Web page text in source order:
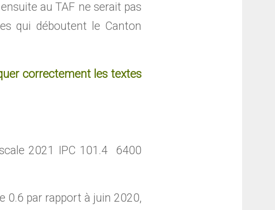
au TAF ne serait pas
qui déboutent le Canton
correctement les textes
2021 IPC 101.4 6400
0.6 par rapport à juin 2020,